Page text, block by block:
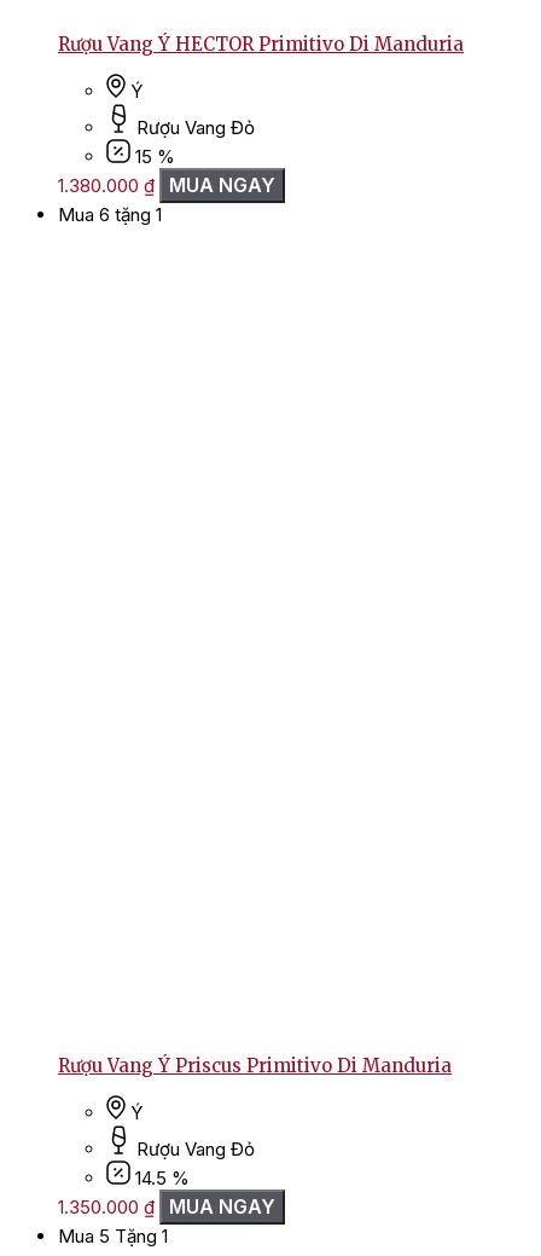
Rượu Vang Ý HECTOR Primitivo Di Manduria
Ý
Rượu Vang Đỏ
15 %
1.380.000 ₫ MUA NGAY
Mua 6 tặng 1
Rượu Vang Ý Priscus Primitivo Di Manduria
Ý
Rượu Vang Đỏ
14.5 %
1.350.000 ₫ MUA NGAY
Mua 5 Tặng 1